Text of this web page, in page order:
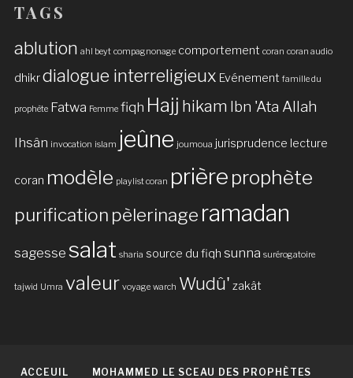
TAGS
ablution ahl beyt compagnonage comportement coran coran audio
dhikrdialogue interreligieux Evénement famille du
prophète Fatwa Femme fiqh Hajj hikam Ibn 'Ata Allah
Ihsân invocation islam jeûne joumoua jurisprudence lecture
coran modèle playlist coran prière prophète
purification pèlerinage ramadan
sagesse salat sharia source du fiqh sunna surérogatoire
tajwid Umra valeur voyage warch Wudû' zakât
ACCEUIL MOHAMMED LE SCEAU DES PROPHÈTES